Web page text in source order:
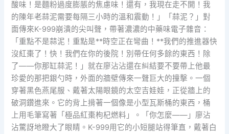
酸味！是麵粉過度膨脹的焦慮味！還有，我現在走不開！我
的陳年老蒜泥需要每隔三小時的溫和震動！」「蒜泥？」對
面傳來K-999崩潰的尖叫聲，帶著濃濃的中藥味電子雜音：
「重點不是蒜泥！重點是**時空正在彎曲！**我們的推進器快
沒紅棗了！快！我們在你的後院！別帶任何多餘的東西！除
了——你那缸蒜泥！」就在廖沾沾還在糾結要不要帶上他最
珍愛的那把銀勺時，外面的牆壁傳來一聲巨大的撞擊。一個
穿著黑色燕尾服、戴著太陽眼鏡的太空吉娃娃，正從牆上的
破洞鑽進來。它的背上揹著一個像是小型瓦斯桶的東西，桶
上用毛筆寫著「極品紅棗枸杞燃料」。「你怎麼——」廖沾
沾驚訝地瞪大了眼睛。K-999用它的小短腿站得筆直，戴著白